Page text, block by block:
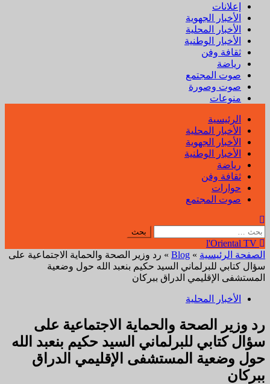
إعلانات
الأخبار الجهوية
الأخبار المحلية
الأخبار الوطنية
ثقافة وفن
رياضة
صوت المجتمع
صوت وصورة
منوعات
القائمة
الأولية
الرئيسية
الأخبار المحلية
الأخبار الجهوية
الأخبار الوطنية
رياضة
ثقافة وفن
حوارات
صوت المجتمع
البحث
عن:
الصفحة الرئيسية »
Blog
» رد وزير الصحة والحماية الاجتماعية على
سؤال كتابي للبرلماني السيد حكيم بنعبد الله حول وضعية
المستشفى الإقليمي الدراق ببركان
الأخبار المحلية
رد وزير الصحة والحماية الاجتماعية على
سؤال كتابي للبرلماني السيد حكيم بنعبد الله
حول وضعية المستشفى الإقليمي الدراق
ببركان